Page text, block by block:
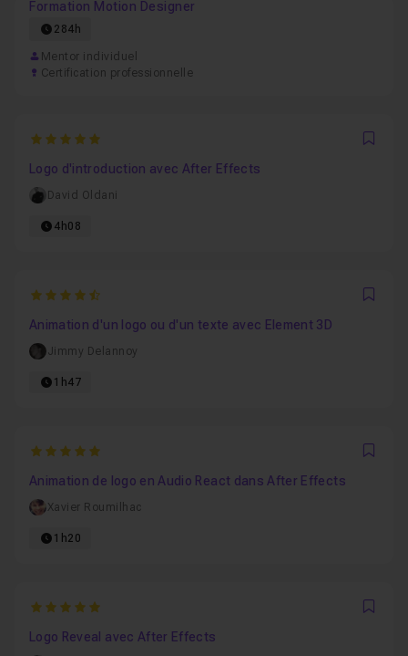
Formation Motion Designer
284h
Mentor individuel
Certification professionnelle
5
Logo d'introduction avec After Effects
David Oldani
4h08
4.8461538461538
Animation d'un logo ou d'un texte avec Element 3D
Jimmy Delannoy
1h47
5
Animation de logo en Audio React dans After Effects
Xavier Roumilhac
1h20
5
Logo Reveal avec After Effects